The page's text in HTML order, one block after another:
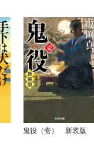
鬼役（壱） 新装版